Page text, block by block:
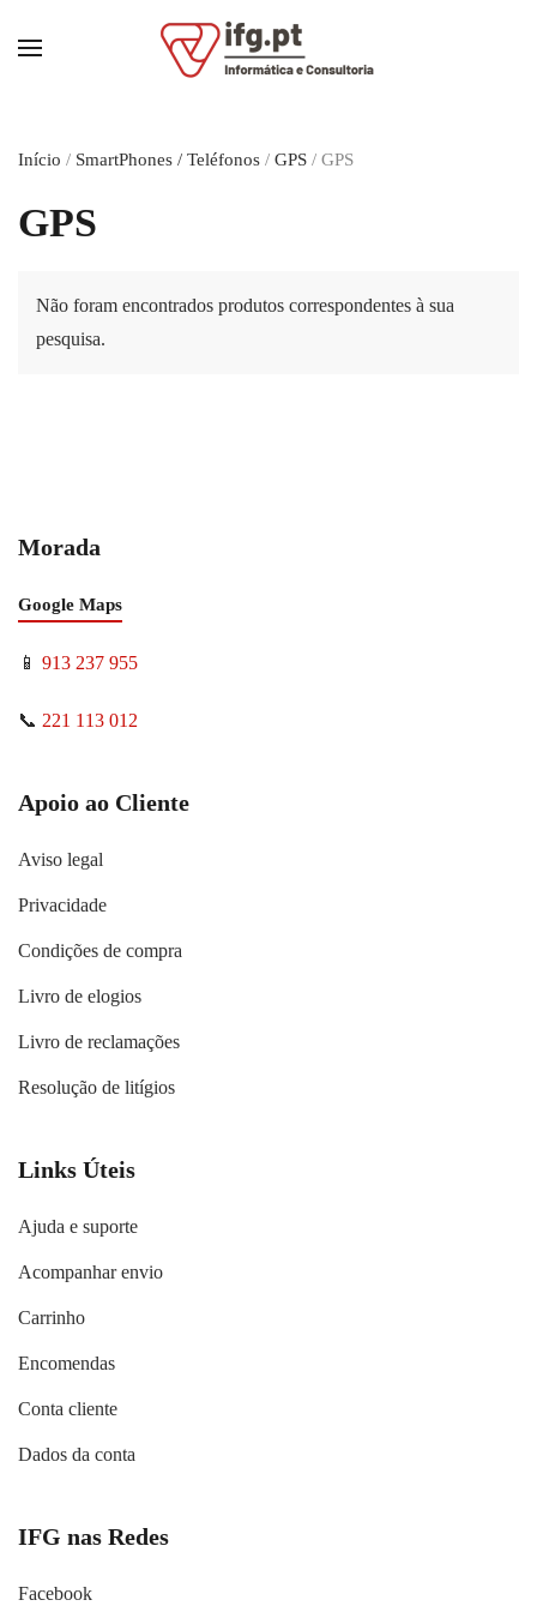
Skip to main content
Início / SmartPhones / Teléfonos / GPS / GPS
GPS
Não foram encontrados produtos correspondentes à sua
pesquisa.
Morada
Google Maps
📱 913 237 955
📞 221 113 012
Apoio ao Cliente
Aviso legal
Privacidade
Condições de compra
Livro de elogios
Livro de reclamações
Resolução de litígios
Links Úteis
Ajuda e suporte
Acompanhar envio
Carrinho
Encomendas
Conta cliente
Dados da conta
IFG nas Redes
Facebook